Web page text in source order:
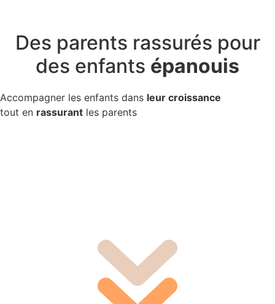
Des parents rassurés pour
des enfants épanouis
Accompagner les enfants dans leur croissance
tout en rassurant les parents